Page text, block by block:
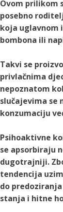
Ovom prilikom
posebno
koja uglavnom
bombona ili
Takvi se
privlačnima
nepoznatom
slučajevima se
konzumaciju
Psihoaktivne
se apsorbiraju
dugotrajniji.
tendencija
do
stanja i hitne